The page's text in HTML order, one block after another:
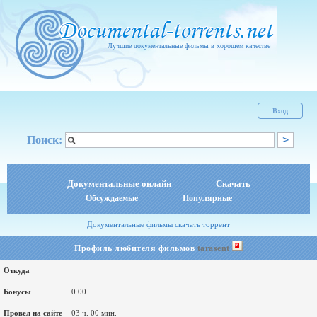
Лучшие документальные фильмы в хорошем качестве
Вход
Поиск:
Документальные онлайн Скачать
Обсуждаемые Популярные
Документальные фильмы скачать торрент
Профиль любителя фильмов tarasent
Откуда
Бонусы 0.00
Провел на сайте 03 ч. 00 мин.